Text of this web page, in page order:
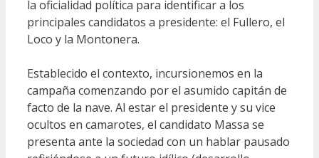
la oficialidad política para identificar a los
principales candidatos a presidente: el Fullero, el
Loco y la Montonera.
Establecido el contexto, incursionemos en la
campaña comenzando por el asumido capitán de
facto de la nave. Al estar el presidente y su vice
ocultos en camarotes, el candidato Massa se
presenta ante la sociedad con un hablar pausado